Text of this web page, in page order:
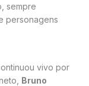
sempre
personagens
vivo por
Bruno